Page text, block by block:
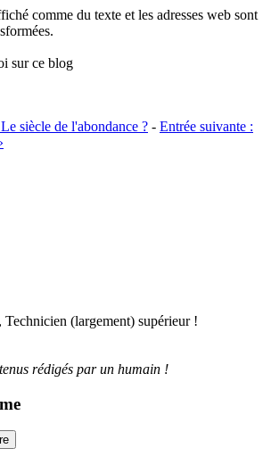
comme du texte et les adresses web sont
sur ce blog
Le siècle de l'abondance ? - Entrée suivante :
(largement) supérieur !
rédigés par un humain !